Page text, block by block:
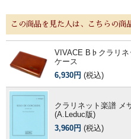
この商品を見た人は、こちらの商
VIVACE B♭クラリネ
ケース
6,930円 (税込)
クラリネット楽譜 メ
(A.Leduc版)
3,960円 (税込)